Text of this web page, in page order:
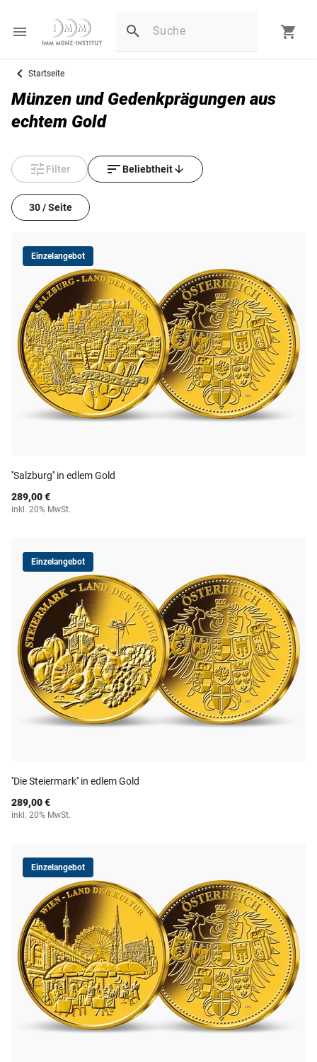
Startseite
Münzen und Gedenkprägungen aus
echtem Gold
Filter Beliebtheit
30 / Seite
Einzelangebot
''Salzburg'' in edlem Gold
289,00 €
inkl. 20% MwSt.
Einzelangebot
''Die Steiermark'' in edlem Gold
289,00 €
inkl. 20% MwSt.
Einzelangebot